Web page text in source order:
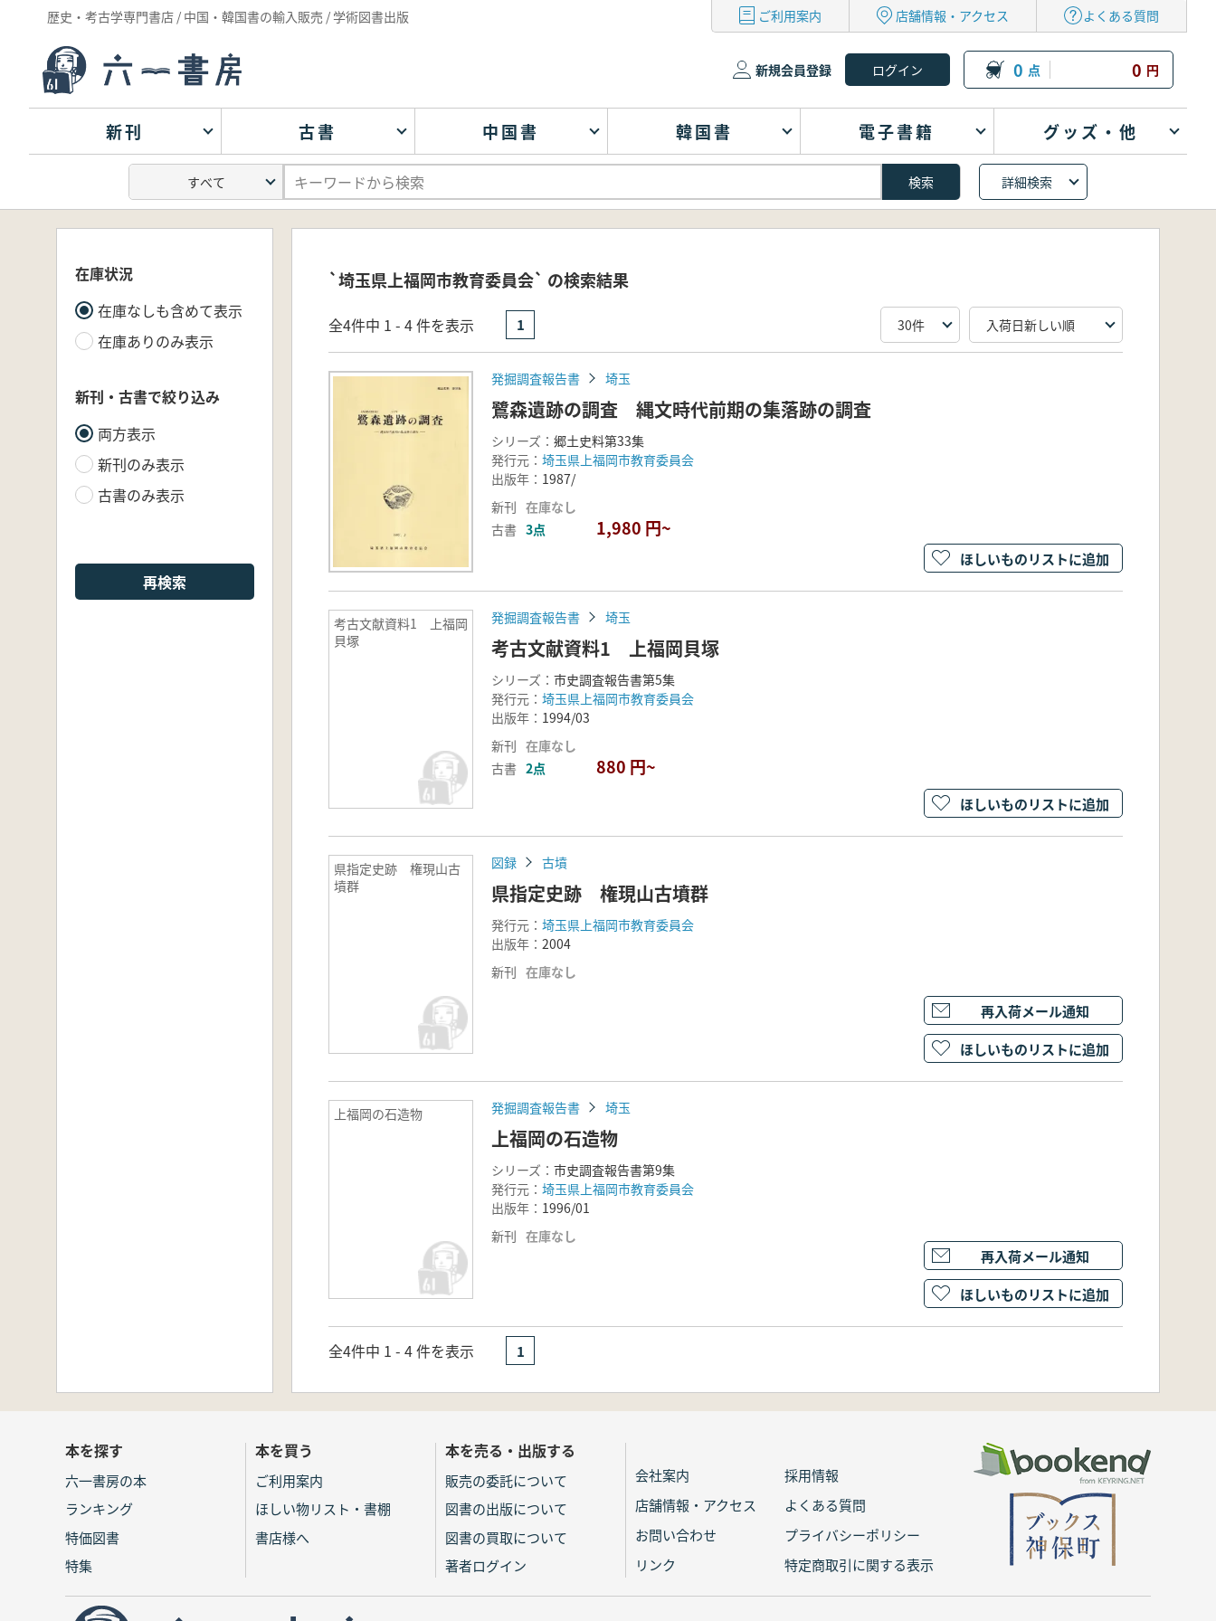
歴史・考古学専門書店 / 中国・韓国書の輸入販売 / 学術図書出版 ご利用案内 店舗情報・アクセス よくある質問
新規会員登録 0 点 0 円
新刊 古書 中国書 韓国書 電子書籍 グッズ・他
詳細検索
在庫状況
在庫なしも含めて表示
在庫ありのみ表示
新刊・古書で絞り込み
両方表示
新刊のみ表示
古書のみ表示
再検索
`埼玉県上福岡市教育委員会` の検索結果
全4件中 1 - 4 件を表示 1
発掘調査報告書 埼玉
鷺森遺跡の調査 縄文時代前期の集落跡の調査
シリーズ： 郷土史料第33集
発行元： 埼玉県上福岡市教育委員会
出版年： 1987/
新刊 在庫なし
古書 3点 1,980 円~
ほしいものリストに追加
考古文献資料1 上福岡
貝塚
発掘調査報告書 埼玉
考古文献資料1 上福岡貝塚
シリーズ： 市史調査報告書第5集
発行元： 埼玉県上福岡市教育委員会
出版年： 1994/03
新刊 在庫なし
古書 2点 880 円~
ほしいものリストに追加
県指定史跡 権現山古
墳群
図録 古墳
県指定史跡 権現山古墳群
発行元： 埼玉県上福岡市教育委員会
出版年： 2004
新刊 在庫なし
再入荷メール通知
ほしいものリストに追加
上福岡の石造物 発掘調査報告書 埼玉
上福岡の石造物
シリーズ： 市史調査報告書第9集
発行元： 埼玉県上福岡市教育委員会
出版年： 1996/01
新刊 在庫なし
再入荷メール通知
ほしいものリストに追加
全4件中 1 - 4 件を表示 1
本を探す
六一書房の本
ランキング
特価図書
特集
本を買う
ご利用案内
ほしい物リスト・書棚
書店様へ
本を売る・出版する
販売の委託について
図書の出版について
図書の買取について
著者ログイン
会社案内
採用情報
店舗情報・アクセス
よくある質問
お問い合わせ
プライバシーポリシー
リンク
特定商取引に関する表示